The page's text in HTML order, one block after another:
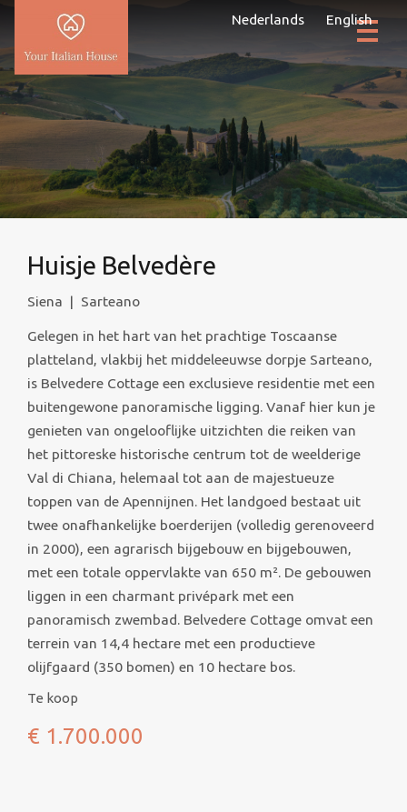
Nederlands English
Huisje Belvedère
Siena | Sarteano
Gelegen in het hart van het prachtige Toscaanse
platteland, vlakbij het middeleeuwse dorpje Sarteano,
is Belvedere Cottage een exclusieve residentie met een
buitengewone panoramische ligging. Vanaf hier kun je
genieten van ongelooflijke uitzichten die reiken van
het pittoreske historische centrum tot de weelderige
Val di Chiana, helemaal tot aan de majestueuze
toppen van de Apennijnen. Het landgoed bestaat uit
twee onafhankelijke boerderijen (volledig gerenoveerd
in 2000), een agrarisch bijgebouw en bijgebouwen,
met een totale oppervlakte van 650 m². De gebouwen
liggen in een charmant privépark met een
panoramisch zwembad. Belvedere Cottage omvat een
terrein van 14,4 hectare met een productieve
olijfgaard (350 bomen) en 10 hectare bos.
Te koop
€ 1.700.000